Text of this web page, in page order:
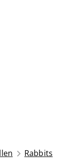
Rabbits